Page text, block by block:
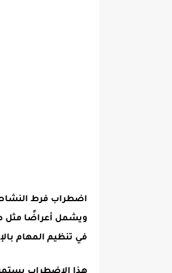
اضطراب فرط النشاط
ويشمل أعراضًا مثل
في تنظيم المهام